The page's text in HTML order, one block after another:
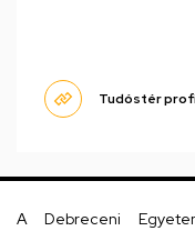
Tudóstér
Szilágyi Péter
A Debreceni